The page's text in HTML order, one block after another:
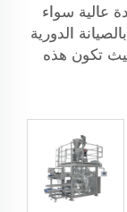
عالية سواء
الدورية
حيث تكون هذه